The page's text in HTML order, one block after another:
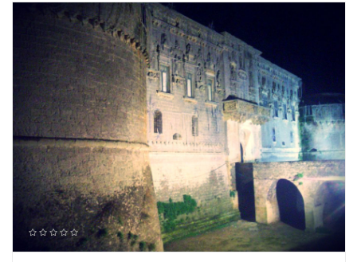
Issogne[/caption] Le radici del
castello affondano in epoca romana, quando il
sito ospitava una semplice villa rustica. Nel XII
secolo, la villa fu trasformata in una robusta
fortezza di proprietà del vescovo di Aosta.
Tuttavia, nel XIV secolo, il destino del castello
prese una svolta significativa quando passò
nelle mani della nobile famiglia Challant. Sotto il
loro dominio, il castello fu ampliato e
trasformato in una residenza signorile di grande
rilievo. Il XV secolo segnò l'apice della
grandezza del castello, grazie al priore Giorgio
di Challant. Fu durante questo periodo che il
castello assunse l'aspetto che conosciamo oggi,
con l'aggiunta del cortile interno, del porticato e
di lussuosamente decorate sale. Tuttavia, nel
XVI secolo, il castello passò alla famiglia
Challant-Crescenza, che lo abitò fino al XVIII